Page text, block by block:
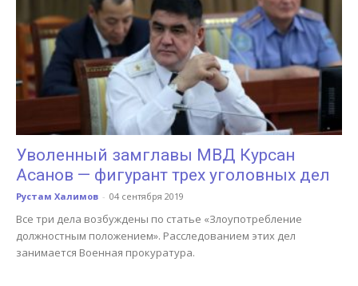
Уволенный замглавы МВД Курсан
Асанов — фигурант трех уголовных дел
Рустам Халимов - 04 сентября 2019
Все три дела возбуждены по статье «Злоупотребление
должностным положением». Расследованием этих дел
занимается Военная прокуратура.